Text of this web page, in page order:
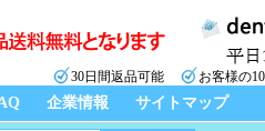
30日間返品可能 お客様の
企業情報 サイトマップ